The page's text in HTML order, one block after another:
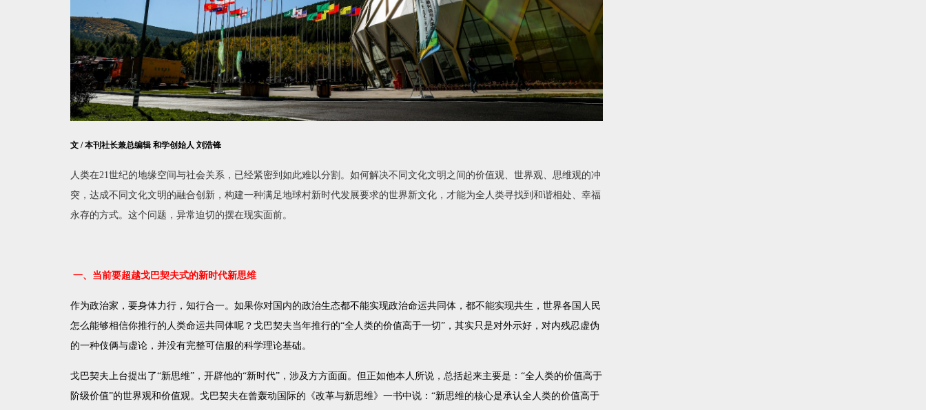
文 /本刊社长兼总编辑 和学创始人 刘浩锋
人类在21世纪的地缘空间与社会关系，已经紧密到如此难以分割。如何解决不同文化文明之间的价值观、世界观、思维观的冲
突，达成不同文化文明的融合创新，构建一种满足地球村新时代发展要求的世界新文化，才能为全人类寻找到和谐相处、幸福
永存的方式。这个问题，异常迫切的摆在现实面前。
一、当前要超越戈巴契夫式的新时代新思维
作为政治家，要身体力行，知行合一。如果你对国内的政治生态都不能实现政治命运共同体，都不能实现共生，世界各国人民
怎么能够相信你推行的人类命运共同体呢？戈巴契夫当年推行的“全人类的价值高于一切”，其实只是对外示好，对内残忍虚伪
的一种伎俩与虚论，并没有完整可信服的科学理论基础。
戈巴契夫上台提出了“新思维”，开辟他的“新时代”，涉及方方面面。但正如他本人所说，总括起来主要是：“全人类的价值高于
阶级价值”的世界观和价值观。戈巴契夫在曾轰动国际的《改革与新思维》一书中说：“新思维的核心是承认全人类的价值高于